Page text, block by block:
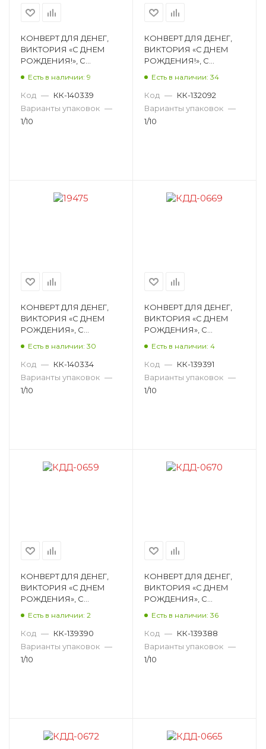
КОНВЕРТ ДЛЯ ДЕНЕГ,
ВИКТОРИЯ «С ДНЕМ
РОЖДЕНИЯ!», С
Есть в наличии: 9
Код — КК-140339
Варианты упаковок —
1/10
КОНВЕРТ ДЛЯ ДЕНЕГ,
ВИКТОРИЯ «С ДНЕМ
РОЖДЕНИЯ!», С
Есть в наличии: 34
Код — КК-132092
Варианты упаковок —
1/10
КОНВЕРТ ДЛЯ ДЕНЕГ,
ВИКТОРИЯ «С ДНЕМ
РОЖДЕНИЯ», С
Есть в наличии: 30
Код — КК-140334
Варианты упаковок —
1/10
КОНВЕРТ ДЛЯ ДЕНЕГ,
ВИКТОРИЯ «С ДНЕМ
РОЖДЕНИЯ», С
Есть в наличии: 4
Код — КК-139391
Варианты упаковок —
1/10
КОНВЕРТ ДЛЯ ДЕНЕГ,
ВИКТОРИЯ «С ДНЕМ
РОЖДЕНИЯ», С
Есть в наличии: 2
Код — КК-139390
Варианты упаковок —
1/10
КОНВЕРТ ДЛЯ ДЕНЕГ,
ВИКТОРИЯ «С ДНЕМ
РОЖДЕНИЯ», С
Есть в наличии: 36
Код — КК-139388
Варианты упаковок —
1/10